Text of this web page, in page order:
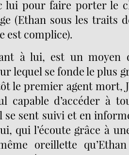
lui pour faire porter le
(Ethan sous les traits
est complice).
à lui, est un moyen
lequel se fonde le plus
le premier agent mort,
capable d’accéder à
se sent suivi et en
qui l’écoute grâce à
oreillette